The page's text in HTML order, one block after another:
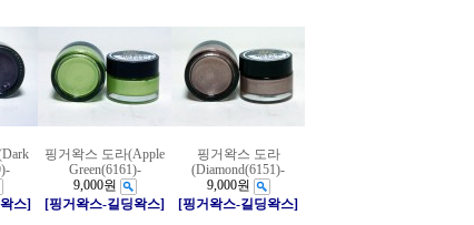
스]
핑거왁스 도라(Apple
Green(6161)-
9,000원
[핑거왁스-길딩왁스]
핑거왁스 도라
(Diamond(6151)-
9,000원
[핑거왁스-길딩왁스]